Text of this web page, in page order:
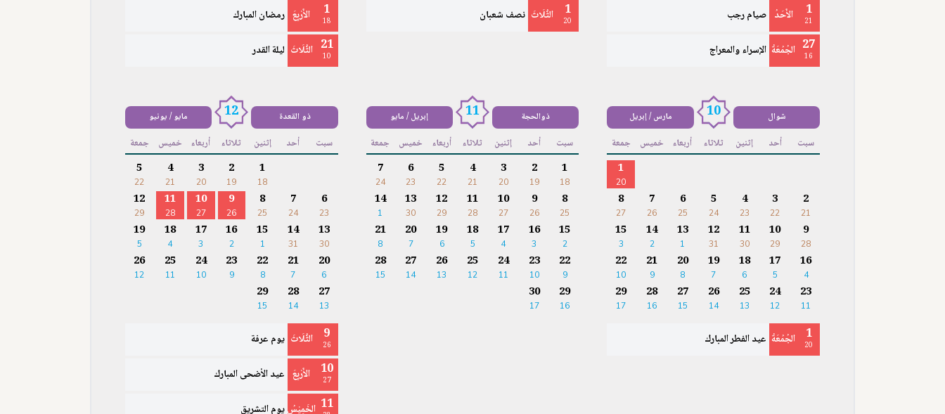
1
21 الأَحَدُ صيام رجب
27
16 الجُمُعَةُ الإسراء والمعراج
1
20 الثُّلَاثَ نصف شعبان 1
18 الأَرْبِعَ رمضان المبارك
21
10 الثُّلَاثَ ليلة القدر
شوال 10 مارس / إبريل
سبت أحد إثنين ثلاثاء أربعاء خميس جمعة
1
20
2
21
3
22
4
23
5
24
6
25
7
26
8
27
9
28
10
29
11
30
12
31
13
1
14
2
15
3
16
4
17
5
18
6
19
7
20
8
21
9
22
10
23
11
24
12
25
13
26
14
27
15
28
16
29
17
1
20 الجُمُعَةُ عيد الفطر المبارك
ذوالحجة 11 إبريل / مايو
سبت أحد إثنين ثلاثاء أربعاء خميس جمعة
1
18
2
19
3
20
4
21
5
22
6
23
7
24
8
25
9
26
10
27
11
28
12
29
13
30
14
1
15
2
16
3
17
4
18
5
19
6
20
7
21
8
22
9
23
10
24
11
25
12
26
13
27
14
28
15
29
16
30
17
ذو القعدة 12 مايو / يونيو
سبت أحد إثنين ثلاثاء أربعاء خميس جمعة
1
18
2
19
3
20
4
21
5
22
6
23
7
24
8
25
9
26
10
27
11
28
12
29
13
30
14
31
15
1
16
2
17
3
18
4
19
5
20
6
21
7
22
8
23
9
24
10
25
11
26
12
27
13
28
14
29
15
9
26 الثُّلَاثَ يوم عرفة
10
27 الأَرْبِعَ عيد الأضحى المبارك
11 الخَمِيْسُيوم التشريق